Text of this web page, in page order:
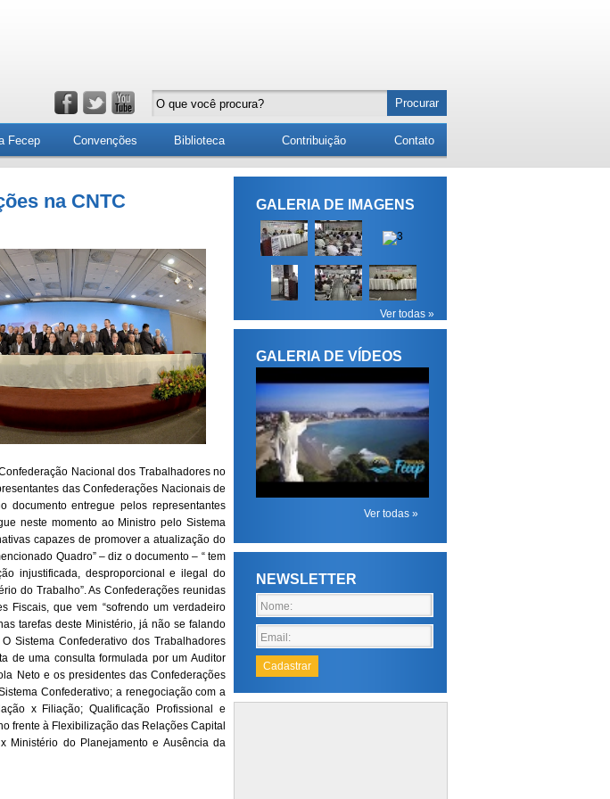
Fecep Convenções Biblioteca Contribuição Contato
GALERIA DE IMAGENS
Ver todas »
GALERIA DE VÍDEOS
Ver todas »
NEWSLETTER
na CNTC
Nacional dos Trabalhadores no
das Confederações Nacionais de
documento entregue pelos representantes
neste momento ao Ministro pelo Sistema
capazes de promover a atualização do
Quadro” – diz o documento – “ tem
injustificada, desproporcional e ilegal do
do Trabalho”. As Confederações reunidas
Fiscais, que vem “sofrendo um verdadeiro
tarefas deste Ministério, já não se falando
Sistema Confederativo dos Trabalhadores
de uma consulta formulada por um Auditor
Neto e os presidentes das Confederações
Confederativo; a renegociação com a
x Filiação; Qualificação Profissional e
frente à Flexibilização das Relações Capital
Ministério do Planejamento e Ausência da